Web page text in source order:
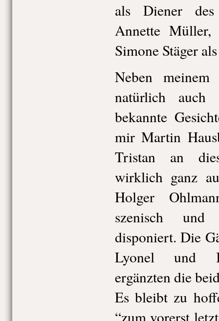
als Diener
Annette Müller,
Simone Stäger
Neben
natürlich auch
bekannte
mir Martin
Tristan an
wirklich ganz
Holger
szenisch und
disponiert. Die
Lyonel und
ergänzten die
Es bleibt zu
“zum vorerst